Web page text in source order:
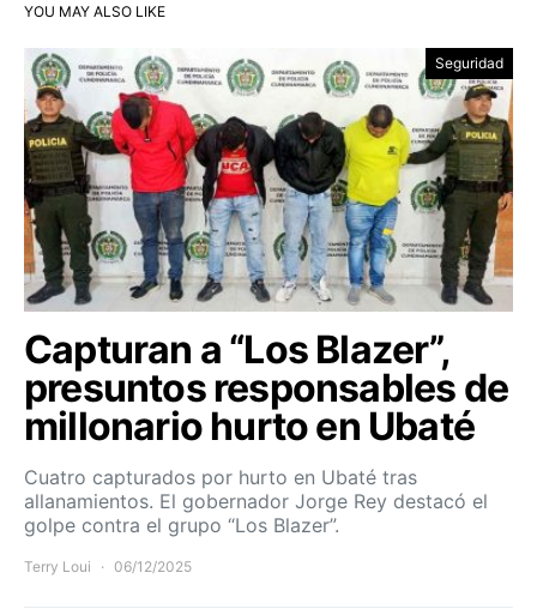
YOU MAY ALSO LIKE
Seguridad
Capturan a “Los Blazer”,
presuntos responsables de
millonario hurto en Ubaté
Cuatro capturados por hurto en Ubaté tras
allanamientos. El gobernador Jorge Rey destacó el
golpe contra el grupo “Los Blazer”.
Terry Loui 06/12/2025